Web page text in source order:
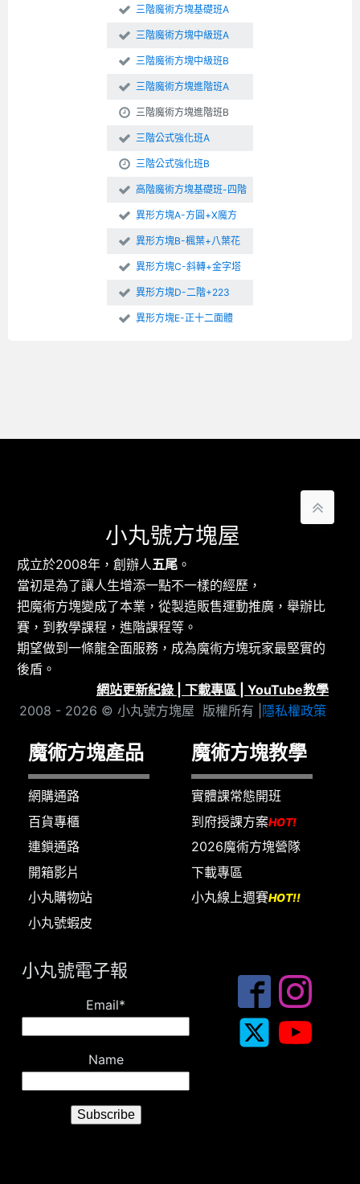
三階魔術方塊基礎班A
三階魔術方塊中級班A
三階魔術方塊中級班B
三階魔術方塊進階班A
三階魔術方塊進階班B
三階公式強化班A
三階公式強化班B
高階魔術方塊基礎班-四階
異形方塊A-方圓+X魔方
異形方塊B-楓葉+八葉花
異形方塊C-斜轉+金字塔
異形方塊D-二階+223
異形方塊E-正十二面體
小丸號方塊屋
成立於2008年，創辦人五尾 。
當初是為了讓人生增添一點不一樣的經歷，
把魔術方塊變成了本業，從製造販售運動推廣，舉辦比
賽，到教學課程，進階課程等。
期望做到一條龍全面服務，成為魔術方塊玩家最堅實的
後盾。
網站更新紀錄
下載專區
YouTube教學
2008 - 2026 © 小丸號方塊屋 版權所有 | 隱私權政策
魔術方塊產品
網購通路
百貨專櫃
連鎖通路
開箱影片
小丸購物站
小丸號蝦皮
魔術方塊教學
實體課常態開班
到府授課方案HOT!
2026魔術方塊營隊
下載專區
小丸線上週賽HOT!!
小丸號電子報
Email*
Name